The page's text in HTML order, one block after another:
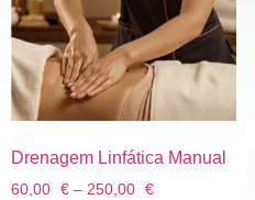
Drenagem Linfática Manual
60,00 € – 250,00 €